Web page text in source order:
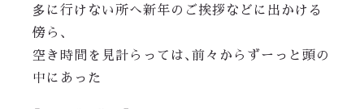
多に行けない所へ新年のご挨拶などに出かける
傍ら、
空き時間を見計らっては、前々からずーっと頭の
中にあった